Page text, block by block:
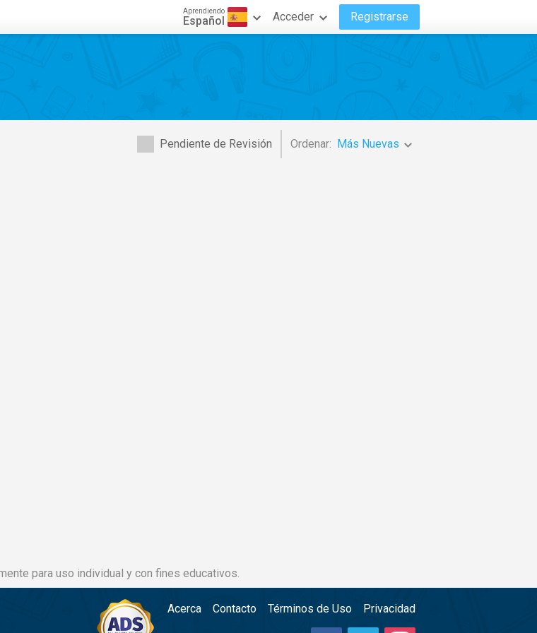
Aprendiendo
Español Acceder Registrarse
Pendiente de Revisión Ordenar: Más Nuevas
para uso individual y con fines educativos.
Acerca Contacto Términos de Uso Privacidad